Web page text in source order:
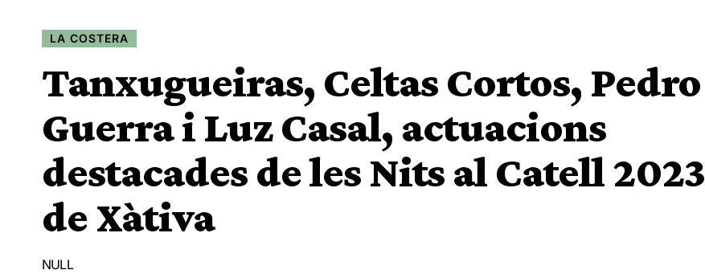
LA COSTERA
Tanxugueiras, Celtas Cortos, Pedro
Guerra i Luz Casal, actuacions
destacades de les Nits al Catell 2023
de Xàtiva
NULL